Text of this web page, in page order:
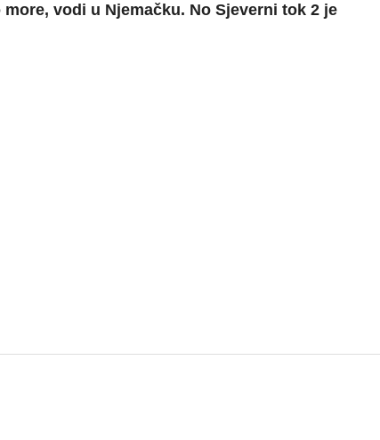
vodi u Njemačku. No Sjeverni tok 2 je